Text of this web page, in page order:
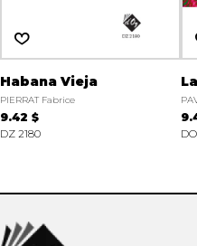
Habana Vieja
PIERRAT Fabrice
9.42 $
DZ 2180